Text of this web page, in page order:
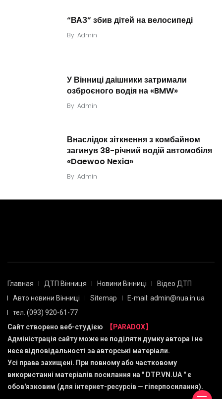
“ВАЗ” збив дітей на велосипеді
By Admin
У Вінниці даішники затримали
озброєного водія на «BMW»
By Admin
Внаслідок зіткнення з комбайном
загинув 38-річний водій автомобіля
«Daewoo Nexia»
By Admin
Главная ДТП Вінниця Новини Вінниці
Відео ДТП
Авто новини Вінниці
Sitemap
E-mail: admin@nua.in.ua
тел. (093) 920-61-77
Сайт створено веб-студією
【PARADOX】
Адміністрація сайту може не поділяти думку автора і не
несе відповідальності за авторські матеріали.
Усі права захищені. При повному або частковому
використанні матеріалів посилання на " DTP.VN.UA " є
обов'язковим (для інтернет-ресурсів — гіперпосилання).